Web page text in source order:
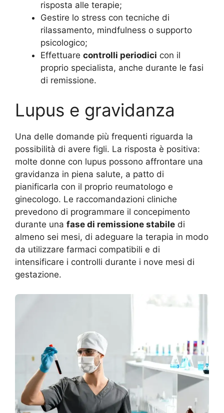
risposta alle terapie;
Gestire lo stress con tecniche di
rilassamento, mindfulness o supporto
psicologico;
Effettuare controlli periodici con il
proprio specialista, anche durante le fasi
di remissione.
Lupus e gravidanza
Una delle domande più frequenti riguarda la
possibilità di avere figli. La risposta è positiva:
molte donne con lupus possono affrontare una
gravidanza in piena salute, a patto di
pianificarla con il proprio reumatologo e
ginecologo. Le raccomandazioni cliniche
prevedono di programmare il concepimento
durante una fase di remissione stabile di
almeno sei mesi, di adeguare la terapia in modo
da utilizzare farmaci compatibili e di
intensificare i controlli durante i nove mesi di
gestazione.